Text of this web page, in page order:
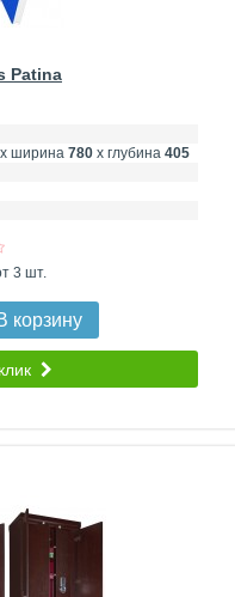
Patina
х ширина 780 х глубина 405
3 шт.
корзину